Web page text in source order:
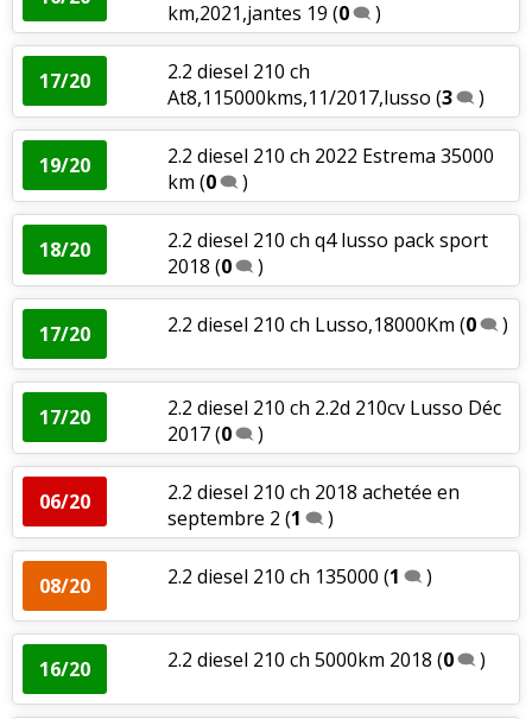
km,2021,jantes 19 (0 )
17/20
2.2 diesel 210 ch
At8,115000kms,11/2017,lusso (3 )
19/20
2.2 diesel 210 ch 2022 Estrema 35000
km (0 )
18/20
2.2 diesel 210 ch q4 lusso pack sport
2018 (0 )
17/20 2.2 diesel 210 ch Lusso,18000Km (0 )
17/20
2.2 diesel 210 ch 2.2d 210cv Lusso Déc
2017(0 )
06/20
2.2 diesel 210 ch 2018 achetée en
septembre 2 (1 )
08/20 2.2 diesel 210 ch 135000 (1 )
16/20 2.2 diesel 210 ch 5000km 2018 (0 )